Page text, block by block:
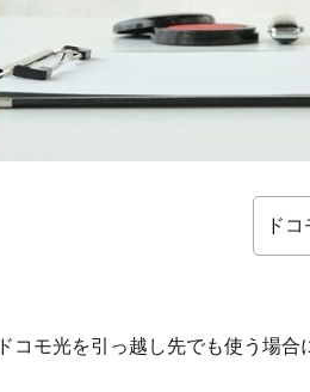
続
き
の移
ド
ドコモ光を引っ越し先でも使う場合